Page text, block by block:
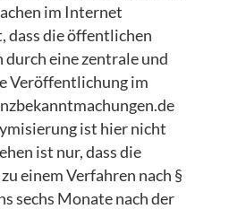
im Internet
dass die öffentlichen
eine zentrale und
Veröffentlichung im
ist hier nicht
ist nur, dass die
einem Verfahren nach §
sechs Monate nach der